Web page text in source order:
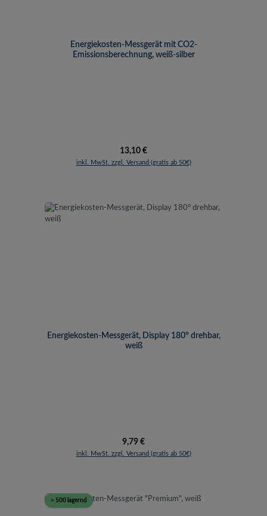
Energiekosten-Messgerät mit CO2-
Emissionsberechnung, weiß-silber
Regulärer Preis:
13,10 €
inkl. MwSt. zzgl. Versand (gratis ab 50€)
Energiekosten-Messgerät, Display 180° drehbar,
weiß
Regulärer Preis:
9,79 €
inkl. MwSt. zzgl. Versand (gratis ab 50€)
> 500 lagernd